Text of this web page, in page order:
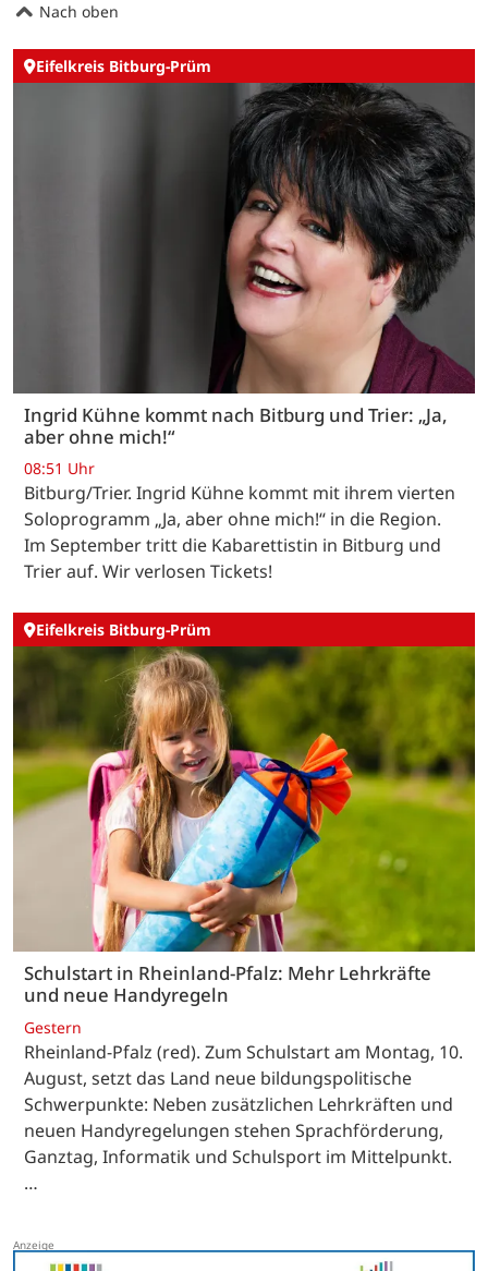
Nach oben
Eifelkreis Bitburg-Prüm
Ingrid Kühne kommt nach Bitburg und Trier: „Ja,
aber ohne mich!“
08:51 Uhr
Bitburg/Trier. Ingrid Kühne kommt mit ihrem vierten
Soloprogramm „Ja, aber ohne mich!“ in die Region.
Im September tritt die Kabarettistin in Bitburg und
Trier auf. Wir verlosen Tickets!
Eifelkreis Bitburg-Prüm
Schulstart in Rheinland-Pfalz: Mehr Lehrkräfte
und neue Handyregeln
Gestern
Rheinland-Pfalz (red). Zum Schulstart am Montag, 10.
August, setzt das Land neue bildungspolitische
Schwerpunkte: Neben zusätzlichen Lehrkräften und
neuen Handyregelungen stehen Sprachförderung,
Ganztag, Informatik und Schulsport im Mittelpunkt.
…